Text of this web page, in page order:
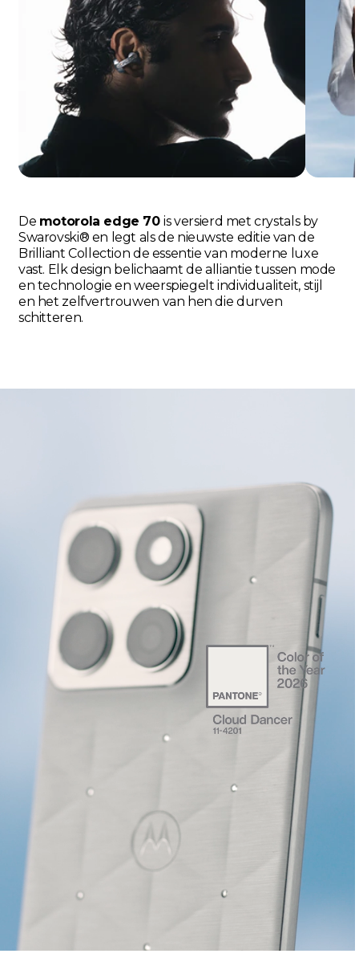
De motorola edge 70is versierd met crystals by
Swarovski® en legt als de nieuwste editie van de
Brilliant Collection de essentie van moderne luxe
vast. Elk design belichaamt de alliantie tussen mode
en technologie en weerspiegelt individualiteit, stijl
en het zelfvertrouwen van hen die durven
schitteren.